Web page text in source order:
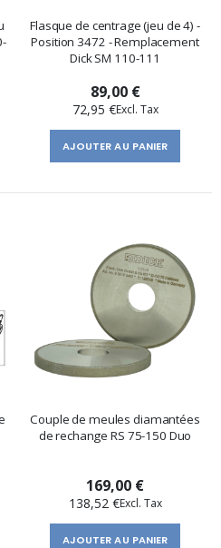
Flasque de centrage (jeu de 4) -
Position 3472 - Remplacement
Dick SM 110-111
89,00 €
72,95 €
AJOUTER AU PANIER
Couple de meules diamantées
de rechange RS 75-150 Duo
169,00 €
138,52 €
AJOUTER AU PANIER